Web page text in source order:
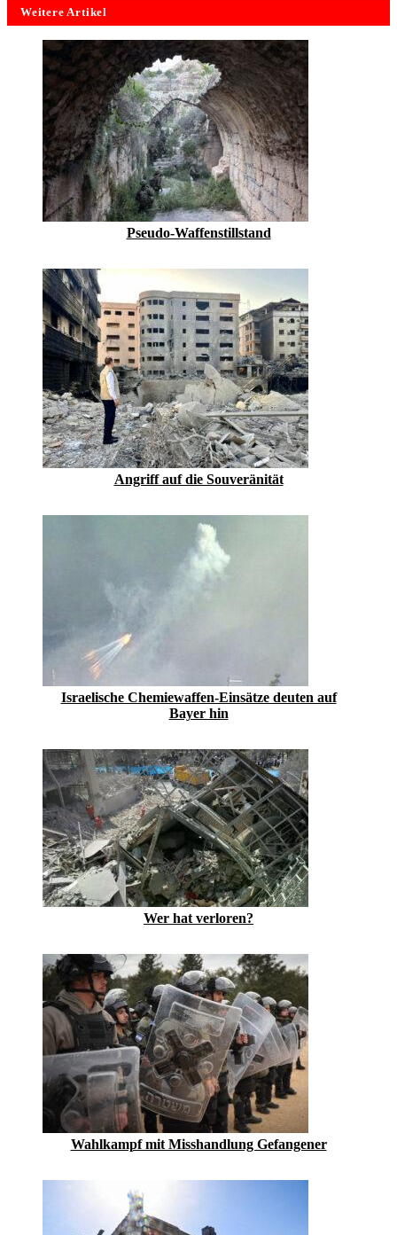
Weitere Artikel
Pseudo-Waffenstillstand
Angriff auf die Souveränität
Israelische Chemiewaffen-Einsätze deuten auf
Bayer hin
Wer hat verloren?
Wahlkampf mit Misshandlung Gefangener